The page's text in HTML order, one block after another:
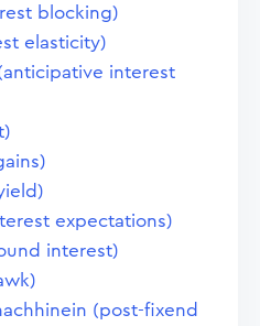
blocking)
elasticity)
interest
expectations)
interest)
(post-fixend